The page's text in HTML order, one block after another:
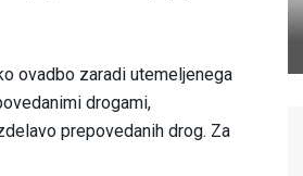
ovadbo zaradi utemeljenega
drogami,
prepovedanih drog. Za